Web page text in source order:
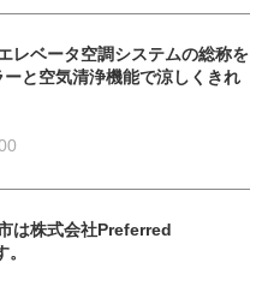
レベータ空調システムの総称を
ーと空気清浄機能で涼しくきれ
は株式会社Preferred